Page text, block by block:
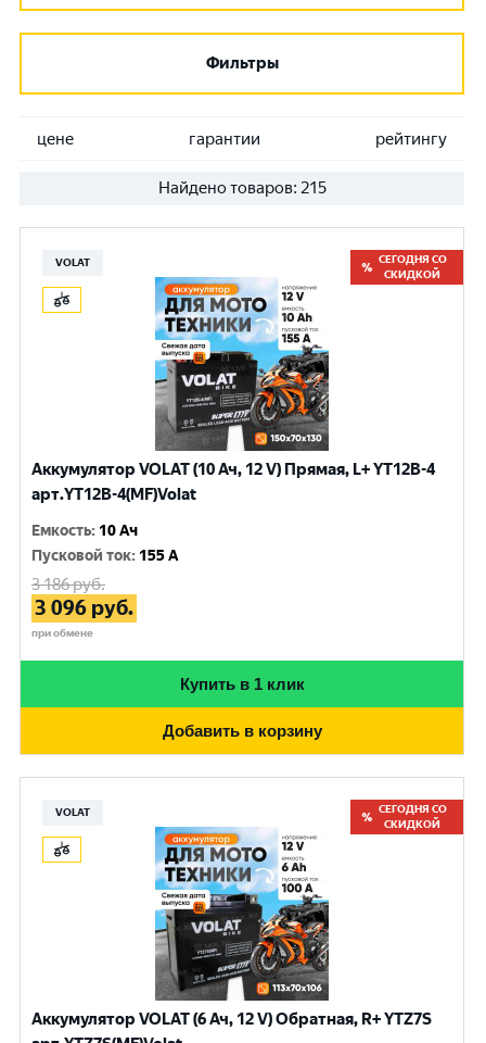
Фильтры
цене гарантии рейтингу
Найдено товаров: 215
VOLAT
СЕГОДНЯ СО
СКИДКОЙ
Аккумулятор VOLAT (10 Ач, 12 V) Прямая, L+ YT12B-4
арт.YT12B-4(MF)Volat
Емкость: 10 Ач
Пусковой ток: 155 A
3 186руб.
3 096 руб.
при обмене
Купить в 1 клик
Добавить в корзину
VOLAT
СЕГОДНЯ СО
СКИДКОЙ
Аккумулятор VOLAT (6 Ач, 12 V) Обратная, R+ YTZ7S